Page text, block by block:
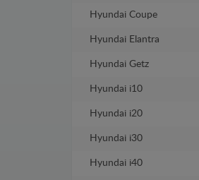
Hyundai Coupe
Hyundai Elantra
Hyundai Getz
Hyundai i10
Hyundai i20
Hyundai i30
Hyundai i40